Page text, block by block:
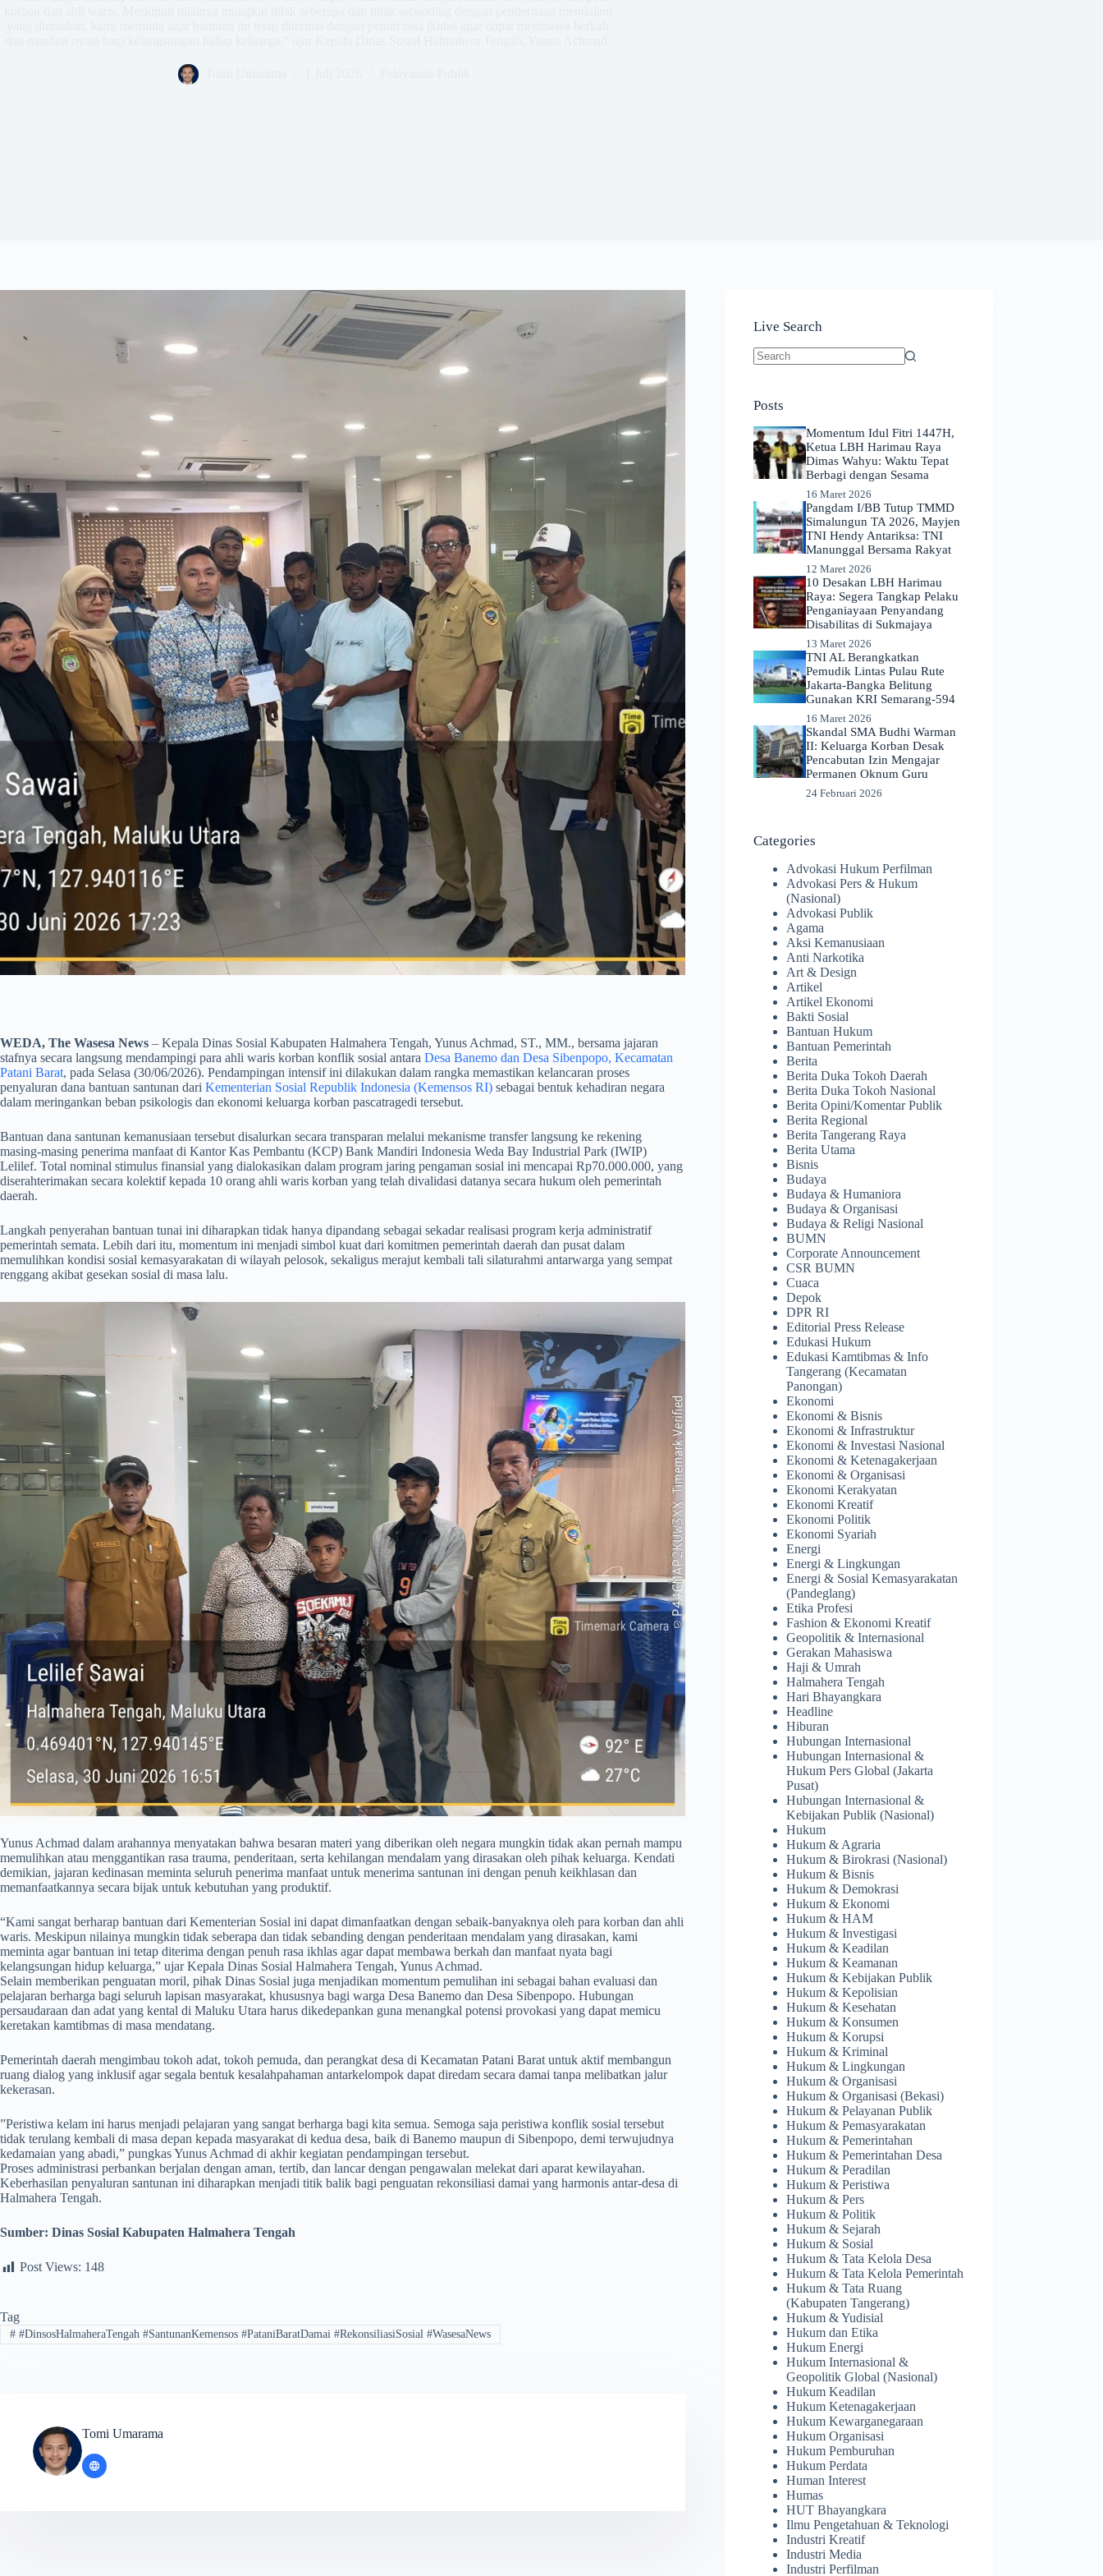
WEDA, The Wasesa News – Kepala Dinas Sosial Kabupaten Halmahera Tengah, Yunus Achmad, ST., MM., bersama jajaran
stafnya secara langsung mendampingi para ahli waris korban konflik sosial antara Desa Banemo dan Desa Sibenpopo, Kecamatan
Patani Barat, pada Selasa (30/06/2026). Pendampingan intensif ini dilakukan dalam rangka memastikan kelancaran proses
penyaluran dana bantuan santunan dari Kementerian Sosial Republik Indonesia (Kemensos RI) sebagai bentuk kehadiran negara
dalam meringankan beban psikologis dan ekonomi keluarga korban pascatragedi tersebut.
​Bantuan dana santunan kemanusiaan tersebut disalurkan secara transparan melalui mekanisme transfer langsung ke rekening
masing-masing penerima manfaat di Kantor Kas Pembantu (KCP) Bank Mandiri Indonesia Weda Bay Industrial Park (IWIP)
Lelilef. Total nominal stimulus finansial yang dialokasikan dalam program jaring pengaman sosial ini mencapai Rp70.000.000, yang
diserahterimakan secara kolektif kepada 10 orang ahli waris korban yang telah divalidasi datanya secara hukum oleh pemerintah
daerah.
​Langkah penyerahan bantuan tunai ini diharapkan tidak hanya dipandang sebagai sekadar realisasi program kerja administratif
pemerintah semata. Lebih dari itu, momentum ini menjadi simbol kuat dari komitmen pemerintah daerah dan pusat dalam
memulihkan kondisi sosial kemasyarakatan di wilayah pelosok, sekaligus merajut kembali tali silaturahmi antarwarga yang sempat
renggang akibat gesekan sosial di masa lalu.
​Yunus Achmad dalam arahannya menyatakan bahwa besaran materi yang diberikan oleh negara mungkin tidak akan pernah mampu
memulihkan atau menggantikan rasa trauma, penderitaan, serta kehilangan mendalam yang dirasakan oleh pihak keluarga. Kendati
demikian, jajaran kedinasan meminta seluruh penerima manfaat untuk menerima santunan ini dengan penuh keikhlasan dan
memanfaatkannya secara bijak untuk kebutuhan yang produktif.
​“Kami sangat berharap bantuan dari Kementerian Sosial ini dapat dimanfaatkan dengan sebaik-banyaknya oleh para korban dan ahli
waris. Meskipun nilainya mungkin tidak seberapa dan tidak sebanding dengan penderitaan mendalam yang dirasakan, kami
meminta agar bantuan ini tetap diterima dengan penuh rasa ikhlas agar dapat membawa berkah dan manfaat nyata bagi
kelangsungan hidup keluarga,” ujar Kepala Dinas Sosial Halmahera Tengah, Yunus Achmad.
Selain memberikan penguatan moril, pihak Dinas Sosial juga menjadikan momentum pemulihan ini sebagai bahan evaluasi dan
pelajaran berharga bagi seluruh lapisan masyarakat, khususnya bagi warga Desa Banemo dan Desa Sibenpopo. Hubungan
persaudaraan dan adat yang kental di Maluku Utara harus dikedepankan guna menangkal potensi provokasi yang dapat memicu
keretakan kamtibmas di masa mendatang.
​Pemerintah daerah mengimbau tokoh adat, tokoh pemuda, dan perangkat desa di Kecamatan Patani Barat untuk aktif membangun
ruang dialog yang inklusif agar segala bentuk kesalahpahaman antarkelompok dapat diredam secara damai tanpa melibatkan jalur
kekerasan.
​”Peristiwa kelam ini harus menjadi pelajaran yang sangat berharga bagi kita semua. Semoga saja peristiwa konflik sosial tersebut
tidak terulang kembali di masa depan kepada masyarakat di kedua desa, baik di Banemo maupun di Sibenpopo, demi terwujudnya
kedamaian yang abadi,” pungkas Yunus Achmad di akhir kegiatan pendampingan tersebut.
Proses administrasi perbankan berjalan dengan aman, tertib, dan lancar dengan pengawalan melekat dari aparat kewilayahan.
Keberhasilan penyaluran santunan ini diharapkan menjadi titik balik bagi penguatan rekonsiliasi damai yang harmonis antar-desa di
Halmahera Tengah.
Sumber: Dinas Sosial Kabupaten Halmahera Tengah
Post Views: 148
Tag
##DinsosHalmaheraTengah #SantunanKemensos #PataniBaratDamai #RekonsiliasiSosial #WasesaNews
Tomi Umarama
Live Search
Posts
Momentum Idul Fitri 1447H,
Ketua LBH Harimau Raya
Dimas Wahyu: Waktu Tepat
Berbagi dengan Sesama
16 Maret 2026
Pangdam I/BB Tutup TMMD
Simalungun TA 2026, Mayjen
TNI Hendy Antariksa: TNI
Manunggal Bersama Rakyat
12 Maret 2026
​10 Desakan LBH Harimau
Raya: Segera Tangkap Pelaku
Penganiayaan Penyandang
Disabilitas di Sukmajaya
13 Maret 2026
TNI AL Berangkatkan
Pemudik Lintas Pulau Rute
Jakarta-Bangka Belitung
Gunakan KRI Semarang-594
16 Maret 2026
Skandal SMA Budhi Warman
II: Keluarga Korban Desak
Pencabutan Izin Mengajar
Permanen Oknum Guru
24 Februari 2026
Categories
Advokasi Hukum Perfilman
Advokasi Pers & Hukum
(Nasional)
Advokasi Publik
Agama
Aksi Kemanusiaan
Anti Narkotika
Art & Design
Artikel
Artikel Ekonomi
Bakti Sosial
Bantuan Hukum
Bantuan Pemerintah
Berita
Berita Duka Tokoh Daerah
Berita Duka Tokoh Nasional
Berita Opini/Komentar Publik
Berita Regional
Berita Tangerang Raya
Berita Utama
Bisnis
Budaya
Budaya & Humaniora
Budaya & Organisasi
Budaya & Religi Nasional
BUMN
Corporate Announcement
CSR BUMN
Cuaca
Depok
DPR RI
Editorial Press Release
Edukasi Hukum
Edukasi Kamtibmas & Info
Tangerang (Kecamatan
Panongan)
Ekonomi
Ekonomi & Bisnis
Ekonomi & Infrastruktur
Ekonomi & Investasi Nasional
Ekonomi & Ketenagakerjaan
Ekonomi & Organisasi
Ekonomi Kerakyatan
Ekonomi Kreatif
Ekonomi Politik
Ekonomi Syariah
Energi
Energi & Lingkungan
Energi & Sosial Kemasyarakatan
(Pandeglang)
Etika Profesi
Fashion & Ekonomi Kreatif
Geopolitik & Internasional
Gerakan Mahasiswa
Haji & Umrah
Halmahera Tengah
Hari Bhayangkara
Headline
Hiburan
Hubungan Internasional
Hubungan Internasional &
Hukum Pers Global (Jakarta
Pusat)
Hubungan Internasional &
Kebijakan Publik (Nasional)
Hukum
Hukum & Agraria
Hukum & Birokrasi (Nasional)
Hukum & Bisnis
Hukum & Demokrasi
Hukum & Ekonomi
Hukum & HAM
Hukum & Investigasi
Hukum & Keadilan
Hukum & Keamanan
Hukum & Kebijakan Publik
Hukum & Kepolisian
Hukum & Kesehatan
Hukum & Konsumen
Hukum & Korupsi
Hukum & Kriminal
Hukum & Lingkungan
Hukum & Organisasi
Hukum & Organisasi (Bekasi)
Hukum & Pelayanan Publik
Hukum & Pemasyarakatan
Hukum & Pemerintahan
Hukum & Pemerintahan Desa
Hukum & Peradilan
Hukum & Peristiwa
Hukum & Pers
Hukum & Politik
Hukum & Sejarah
Hukum & Sosial
Hukum & Tata Kelola Desa
Hukum & Tata Kelola Pemerintah
Hukum & Tata Ruang
(Kabupaten Tangerang)
Hukum & Yudisial
Hukum dan Etika
Hukum Energi
Hukum Internasional &
Geopolitik Global (Nasional)
Hukum Keadilan
Hukum Ketenagakerjaan
Hukum Kewarganegaraan
Hukum Organisasi
Hukum Pemburuhan
Hukum Perdata
Human Interest
Humas
HUT Bhayangkara
Ilmu Pengetahuan & Teknologi
Industri Kreatif
Industri Media
Industri Perfilman